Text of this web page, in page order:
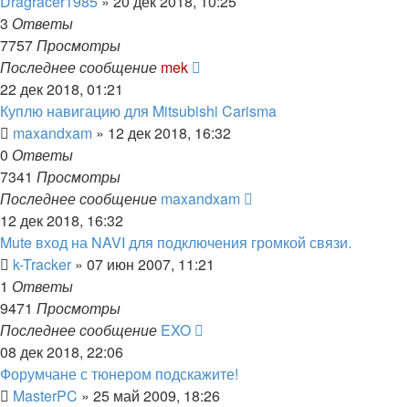
3 Ответы
7757Просмотры
Последнее сообщение mek
22 дек 2018, 01:21
Куплю навигацию для Mitsubishi Carisma
maxandxam » 12 дек 2018, 16:32
0 Ответы
7341 Просмотры
Последнее сообщение maxandxam
12 дек 2018, 16:32
Mute вход на NAVI для подключения громкой связи.
k-Tracker » 07 июн 2007, 11:21
1 Ответы
9471 Просмотры
Последнее сообщение EXO
08 дек 2018, 22:06
Форумчане с тюнером подскажите!
MasterPC » 25 май 2009, 18:26